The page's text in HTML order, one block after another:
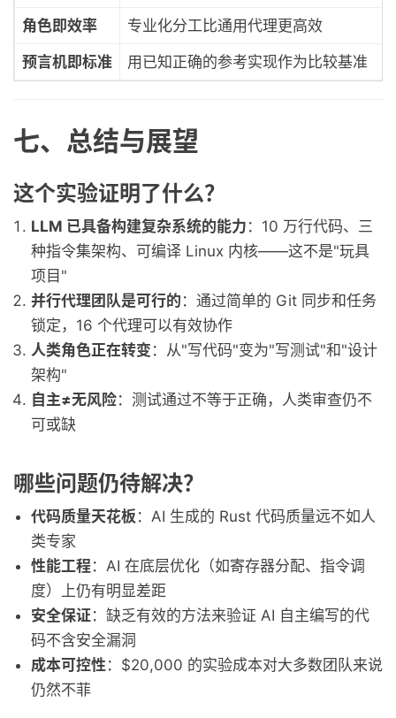
角色即效率 专业化分工比通用代理更高效
预言机即标准 用已知正确的参考实现作为比较基准
七、总结与展望
这个实验证明了什么？
LLM 已具备构建复杂系统的能力 ：10 万行代码、三
种指令集架构、可编译 Linux 内核——这不是"玩具
项目"
并行代理团队是可行的 ：通过简单的 Git 同步和任务
锁定，16 个代理可以有效协作
人类角色正在转变 ：从"写代码"变为"写测试"和"设计
架构"
自主≠无风险：测试通过不等于正确，人类审查仍不
可或缺
哪些问题仍待解决？
代码质量天花板 ：AI 生成的 Rust 代码质量远不如人
类专家
性能工程 ：AI 在底层优化（如寄存器分配、指令调
度）上仍有明显差距
安全保证：缺乏有效的方法来验证 AI 自主编写的代
码不含安全漏洞
成本可控性：$20,000 的实验成本对大多数团队来说
仍然不菲